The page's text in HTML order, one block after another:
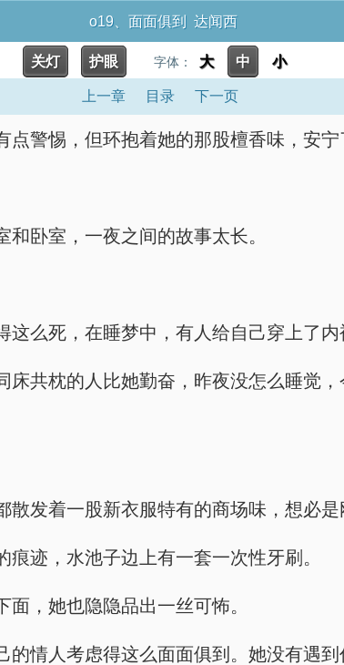
o19、面面俱到 达闻西
关灯 护眼 字体： 大 中 小
上一章 目录 下一页
警惕，但环抱着她的那股檀香味，安宁
卧室，一夜之间的故事太长。
么死，在睡梦中，有人给自己穿上了内
共枕的人比她勤奋，昨夜没怎么睡觉
发着一股新衣服特有的商场味，想必是
迹，水池子边上有一套一次性牙刷。
，她也隐隐品出一丝可怖。
情人考虑得这么面面俱到。她没有遇